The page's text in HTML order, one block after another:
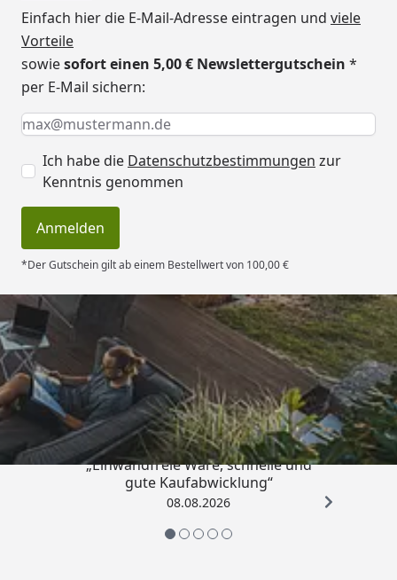
Einfach hier die E-Mail-Adresse eintragen und viele
Vorteile
sowiesofort einen 5,00 € Newslettergutschein *
per E-Mail sichern:
Keine Eingabe erforderlich
Eingabe erforderlich
E-Mail *
Ich habe die Datenschutzbestimmungen zur
Kenntnis genommen
Anmelden
*Der Gutschein gilt ab einem Bestellwert von 100,00 €
Trusted Shops
4,83/ 5
„Einwandfreie Ware, schnelle und
gute Kaufabwicklung“
08.08.2026